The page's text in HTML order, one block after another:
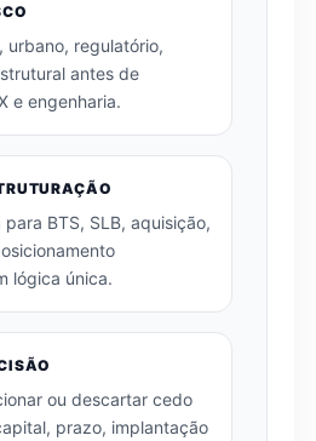
urbano, regulatório,
antes de
e engenharia.
BTS, SLB, aquisição,
lógica única.
ou descartar cedo
prazo, implantação